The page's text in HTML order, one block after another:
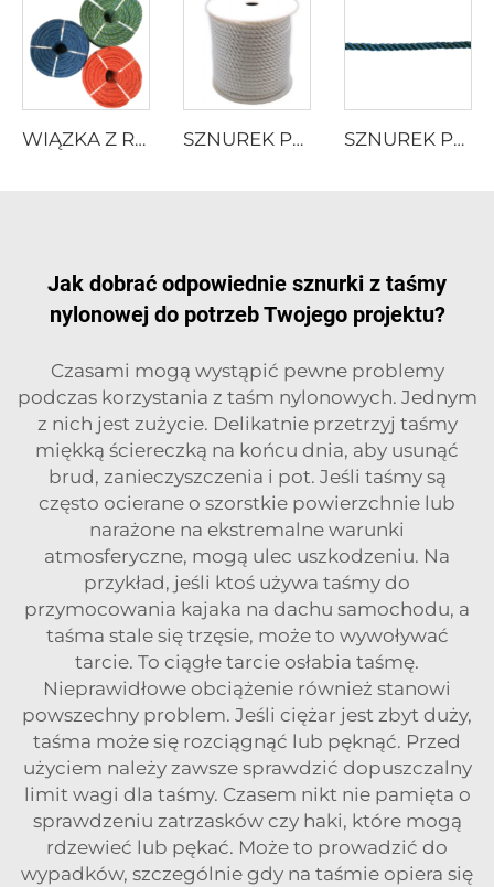
WIĄZKA Z RECYNKOWANEGO PE SZNUREK POLIESTROWY WIELOFILAMENTOWY SKRĘCONY SZNUREK POLIESTROWY WIELOFILAMENTOWY SKRĘCONY
Jak dobrać odpowiednie sznurki z taśmy
nylonowej do potrzeb Twojego projektu?
Czasami mogą wystąpić pewne problemy
podczas korzystania z taśm nylonowych. Jednym
z nich jest zużycie. Delikatnie przetrzyj taśmy
miękką ściereczką na końcu dnia, aby usunąć
brud, zanieczyszczenia i pot. Jeśli taśmy są
często ocierane o szorstkie powierzchnie lub
narażone na ekstremalne warunki
atmosferyczne, mogą ulec uszkodzeniu. Na
przykład, jeśli ktoś używa taśmy do
przymocowania kajaka na dachu samochodu, a
taśma stale się trzęsie, może to wywoływać
tarcie. To ciągłe tarcie osłabia taśmę.
Nieprawidłowe obciążenie również stanowi
powszechny problem. Jeśli ciężar jest zbyt duży,
taśma może się rozciągnąć lub pęknąć. Przed
użyciem należy zawsze sprawdzić dopuszczalny
limit wagi dla taśmy. Czasem nikt nie pamięta o
sprawdzeniu zatrzasków czy haki, które mogą
rdzewieć lub pękać. Może to prowadzić do
wypadków, szczególnie gdy na taśmie opiera się